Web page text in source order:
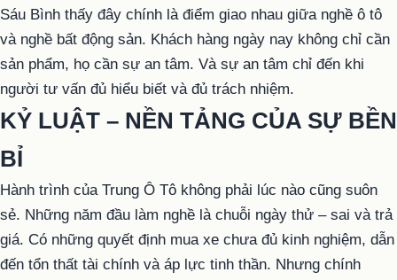
Sáu Bình thấy đây chính là điểm giao nhau giữa nghề ô tô
và nghề bất động sản. Khách hàng ngày nay không chỉ cần
sản phẩm, họ cần sự an tâm. Và sự an tâm chỉ đến khi
người tư vấn đủ hiểu biết và đủ trách nhiệm.
KỶ LUẬT – NỀN TẢNG CỦA SỰ BỀN
BỈ
Hành trình của Trung Ô Tô không phải lúc nào cũng suôn
sẻ. Những năm đầu làm nghề là chuỗi ngày thử – sai và trả
giá. Có những quyết định mua xe chưa đủ kinh nghiệm, dẫn
đến tổn thất tài chính và áp lực tinh thần. Nhưng chính